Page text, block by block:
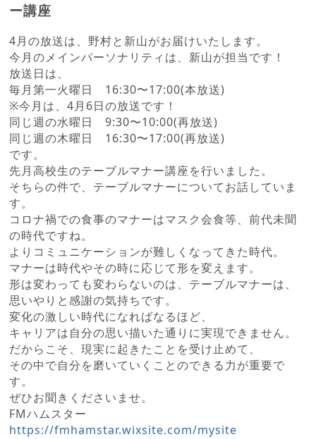
ー講座
4月の放送は、野村と新山がお届けいたします。
今月のメインパーソナリティは、新山が担当です！
放送日は、
毎月第一火曜日 16:30〜17:00(本放送)
※今月は、4月6日の放送です！
同じ週の水曜日 9:30〜10:00(再放送)
同じ週の木曜日 16:30〜17:00(再放送)
です。
先月高校生のテーブルマナー講座を行いました。
そちらの件で、テーブルマナーについてお話していま
す。
コロナ禍での食事のマナーはマスク会食等、前代未聞
の時代ですね。
よりコミュニケーションが難しくなってきた時代。
マナーは時代やその時に応じて形を変えます。
形は変わっても変わらないのは、テーブルマナーは、
思いやりと感謝の気持ちです。
変化の激しい時代になればなるほど、
キャリアは自分の思い描いた通りに実現できません。
だからこそ、現実に起きたことを受け止めて、
その中で自分を磨いていくことのできる力が重要で
す。
ぜひお聞きくださいませ。
FMハムスター
https://fmhamstar.wixsite.com/mysite